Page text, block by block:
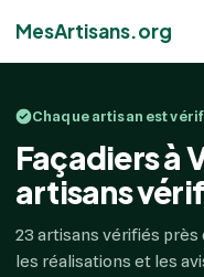
MesArtisans.org
Chaque artisan est
Façadiers à
artisans
23 artisans vérifiés près
les réalisations et les